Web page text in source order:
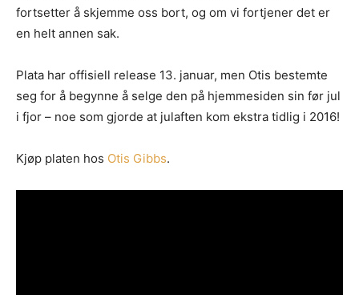
de andre hundrevis av fildelingsverktøyene som finnes. En
stream på Soundcloud er fint, men vi vil uansettpå et
IKKE send linker til Spotify, Tidal eller iTunes som eneste
sted å høre musikken. Flere i redaksjonen styrer unna
disse stedene, så henvendelser med linker dit som eneste
Gjerne en link til en EPK som beskriver prosjektet ditt
vi kan lese litt mer om deg.
fortsetter å skjemme oss bort, og om vi fortjener det er
en helt annen sak.
Plata har offisiell release 13. januar, men Otis bestemte
seg for å begynne å selge den på hjemmesiden sin før jul
i fjor – noe som gjorde at julaften kom ekstra tidlig i 2016!
Kjøp platen hos Otis Gibbs.